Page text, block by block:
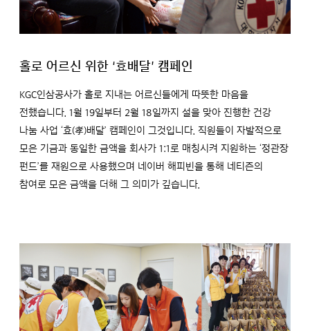
홀로 어르신 위한 ‘효배달’ 캠페인
KGC인삼공사가 홀로 지내는 어르신들에게 따뜻한 마음을
전했습니다. 1월 19일부터 2월 18일까지 설을 맞아 진행한 건강
나눔 사업 ‘효(孝)배달’ 캠페인이 그것입니다. 직원들이 자발적으로
모은 기금과 동일한 금액을 회사가 1:1로 매칭시켜 지원하는 ‘정관장
펀드’를 재원으로 사용했으며 네이버 해피빈을 통해 네티즌의
참여로 모은 금액을 더해 그 의미가 깊습니다.